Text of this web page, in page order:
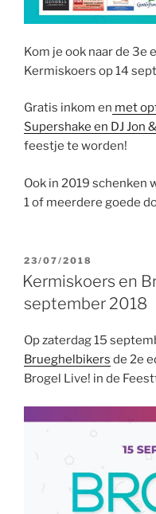
Kom je ook naar de 3e
Kermiskoers op 14
Gratis inkom en met
Supershake en DJ Jon
feestje te worden!
Ook in 2019 schenken
1 of meerdere goede
GEPLAATST
OP
23/07/2018
Kermiskoers en
september 2018
Op zaterdag 15
Brueghelbikers de 2e
Brogel Live! in de